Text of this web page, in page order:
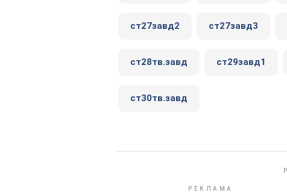
ст27завд2 ст27завд3
ст28тв.завд ст29завд1
ст30тв.завд